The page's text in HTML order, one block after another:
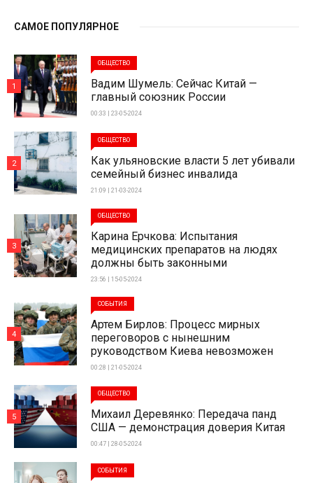
САМОЕ ПОПУЛЯРНОЕ
ОБЩЕСТВО
Вадим Шумель: Сейчас Китай —
главный союзник России
00:33 | 23-05-2024
1
ОБЩЕСТВО
Как ульяновские власти 5 лет убивали
семейный бизнес инвалида
21:09 | 21-03-2024
2
ОБЩЕСТВО
Карина Ерчкова: Испытания
медицинских препаратов на людях
должны быть законными
23:56 | 15-05-2024
3
СОБЫТИЯ
Артем Бирлов: Процесс мирных
переговоров с нынешним
руководством Киева невозможен
00:28 | 21-05-2024
4
ОБЩЕСТВО
Михаил Деревянко: Передача панд
США — демонстрация доверия Китая
00:47 | 28-05-2024
5
СОБЫТИЯ